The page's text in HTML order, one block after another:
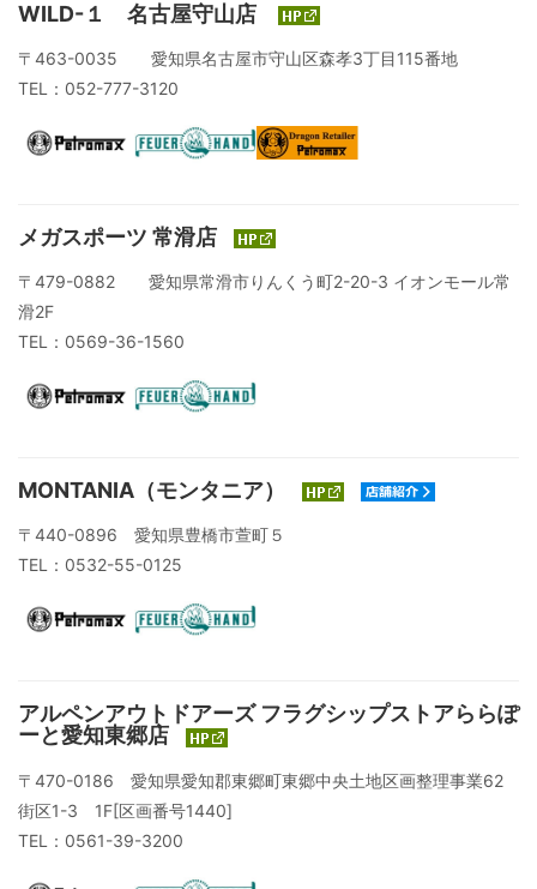
WILD-１ 名古屋守山店
〒463-0035 愛知県名古屋市守山区森孝3丁目115番地
TEL：052-777-3120
メガスポーツ 常滑店
〒479-0882 愛知県常滑市りんくう町2-20-3 イオンモール常
滑2F
TEL：0569-36-1560
MONTANIA（モンタニア）
〒440-0896 愛知県豊橋市萱町５
TEL：0532-55-0125
アルペンアウトドアーズ フラグシップストアららぽ
ーと愛知東郷店
〒470-0186 愛知県愛知郡東郷町東郷中央土地区画整理事業62
街区1-3 1F[区画番号1440]
TEL：0561-39-3200